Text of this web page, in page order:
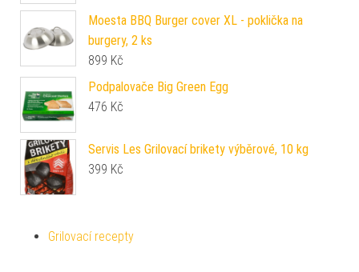
Moesta BBQ Burger cover XL - poklička na
burgery, 2 ks
899 Kč
Podpalovače Big Green Egg
476 Kč
Servis Les Grilovací brikety výběrové, 10 kg
399 Kč
Grilovací recepty